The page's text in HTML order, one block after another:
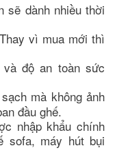
sẽ dành nhiều thời
vì mua mới thì
độ an toàn sức
sạch mà không ảnh
đầu ghế.
nhập khẩu chính
sofa, máy hút bụi